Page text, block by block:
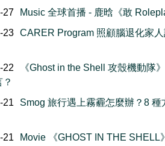
27
Music 全球首播 - 鹿晗《敢
23 CARER Program 照顧腦退化家
22
《Ghost in the Shell 攻殼機動隊
21
Smog 旅行遇上霧霾怎麼辦？8 種
21
Movie 《GHOST IN THE SHELL